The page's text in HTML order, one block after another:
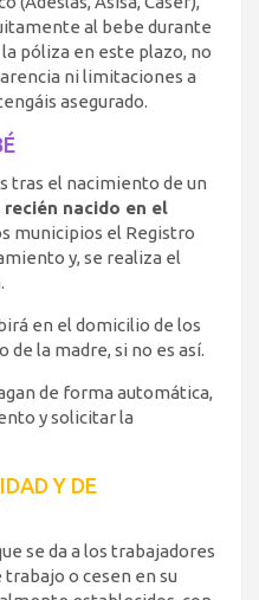
al bebe durante
póliza en este plazo, no
ni limitaciones a
asegurado.
tras el nacimiento de un
nacido en el
municipios el Registro
y, se realiza el
en el domicilio de los
la madre, si no es así.
de forma automática,
y solicitar la
Y DE
se da a los trabajadores
o cesen en su